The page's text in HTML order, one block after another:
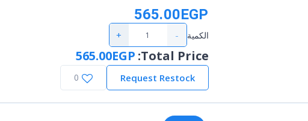
565.00EGP
الكمية -
+
Total Price
:
565.00EGP
Request Restock
0